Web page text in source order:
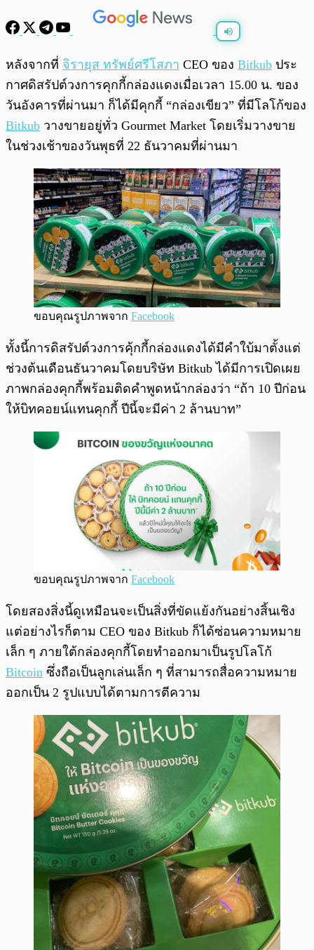
พร้อมเล่น
หลังจากที่ จิรายุส ทรัพย์ศรีโสภา CEO ของ Bitkub ประ
กาศดิสรัปต์วงการคุกกี้กล่องแดงเมื่อเวลา 15.00 น. ของ
วันอังคารที่ผ่านมา ก็ได้มีคุกกี้ “กล่องเขียว” ที่มีโลโก้ของ
Bitkub วางขายอยู่ทั่ว Gourmet Market โดยเริ่มวางขาย
ในช่วงเช้าของวันพุธที่ 22 ธันวาคมที่ผ่านมา
ขอบคุณรูปภาพจาก Facebook
ทั้งนี้การดิสรัปต์วงการคุ้กกี้กล่องแดงได้มีคำใบ้มาตั้งแต่
ช่วงต้นเดือนธันวาคมโดยบริษัท Bitkub ได้มีการเปิดเผย
ภาพกล่องคุกกี้พร้อมติดคำพูดหน้ากล่องว่า “ถ้า 10 ปีก่อน
ให้บิทคอยน์แทนคุกกี้ ปีนี้จะมีค่า 2 ล้านบาท”
ขอบคุณรูปภาพจาก Facebook
โดยสองสิ่งนี้ดูเหมือนจะเป็นสิ่งที่ขัดแย้งกันอย่างสิ้นเชิง
แต่อย่างไรก็ตาม CEO ของ Bitkub ก็ได้ซ่อนความหมาย
เล็ก ๆ ภายใต้กล่องคุกกี้โดยทำออกมาเป็นรูปโลโก้
Bitcoin ซึ่งถือเป็นลูกเล่นเล็ก ๆ ที่สามารถสื่อความหมาย
ออกเป็น 2 รูปแบบได้ตามการตีความ